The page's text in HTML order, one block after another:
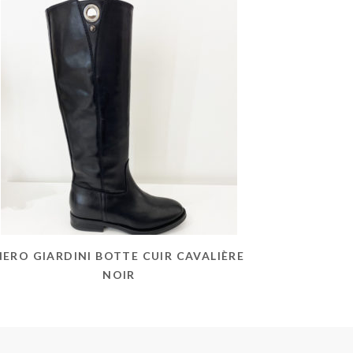
GIARDINI BOTTE CUIR CAVALIÈRE
NOIR